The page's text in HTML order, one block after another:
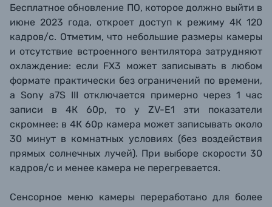
Бесплатное обновление ПО, которое должно выйти в
июне 2023 года, откроет доступ к режиму 4К 120
кадров/с. Отметим, что небольшие размеры камеры
и отсутствие встроенного вентилятора затрудняют
охлаждение: если FX3 может записывать в любом
формате практически без ограничений по времени,
а Sony a7S III отключается примерно через 1 час
записи в 4К 60р, то у ZV-E1 эти показатели
скромнее: в 4К 60р камера может записывать около
30 минут в комнатных условиях (без воздействия
прямых солнечных лучей). При выборе скорости 30
кадров/с и менее камера не перегревается.
Сенсорное меню камеры переработано для более